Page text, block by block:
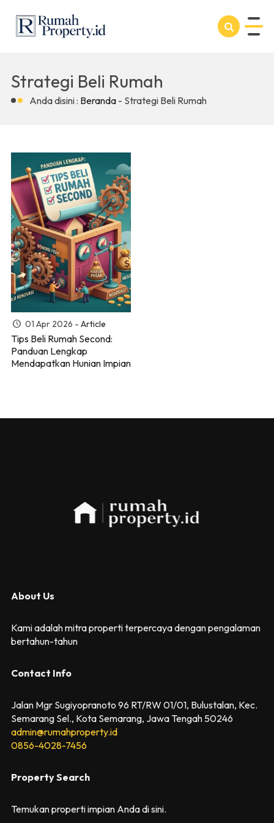
Strategi Beli Rumah
Anda disini : Beranda - Strategi Beli Rumah
01 Apr 2026 - Article
Tips Beli Rumah Second:
Panduan Lengkap
Mendapatkan Hunian Impian
About Us
Kami adalah mitra properti terpercaya dengan pengalaman
bertahun-tahun
Contact Info
Jalan Mgr Sugiyopranoto 96 RT/RW 01/01, Bulustalan, Kec.
Semarang Sel., Kota Semarang, Jawa Tengah 50246
admin@rumahproperty.id
0856-4028-7456
Property Search
Temukan properti impian Anda di sini.